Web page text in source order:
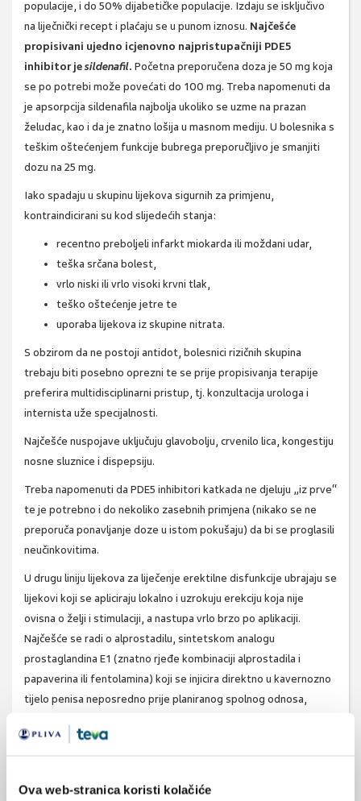
Ova web-stranica koristi kolačiće
populacije, i do 50% dijabetičke populacije. Izdaju se isključivo
na liječnički recept i plaćaju se u punom iznosu. Najčešće
propisivani ujedno icjenovno najpristupačniji PDE5
inhibitor jesildenafil. Početna preporučena doza je 50 mg koja
se po potrebi može povećati do 100 mg. Treba napomenuti da
je apsorpcija sildenafila najbolja ukoliko se uzme na prazan
želudac, kao i da je znatno lošija u masnom mediju. U bolesnika s
teškim oštećenjem funkcije bubrega preporučljivo je smanjiti
dozu na 25 mg.
Iako spadaju u skupinu lijekova sigurnih za primjenu,
kontraindicirani su kod slijedećih stanja:
recentno preboljeli infarkt miokarda ili moždani udar,
teška srčana bolest,
vrlo niski ili vrlo visoki krvni tlak,
teško oštećenje jetre te
uporaba lijekova iz skupine nitrata.
S obzirom da ne postoji antidot, bolesnici rizičnih skupina
trebaju biti posebno oprezni te se prije propisivanja terapije
preferira multidisciplinarni pristup, tj. konzultacija urologa i
internista uže specijalnosti.
Najčešće nuspojave uključuju glavobolju, crvenilo lica, kongestiju
nosne sluznice i dispepsiju.
Treba napomenuti da PDE5 inhibitori katkada ne djeluju „iz prve“
te je potrebno i do nekoliko zasebnih primjena (nikako se ne
preporuča ponavljanje doze u istom pokušaju) da bi se proglasili
neučinkovitima.
U drugu liniju lijekova za liječenje erektilne disfunkcije ubrajaju se
lijekovi koji se apliciraju lokalno i uzrokuju erekciju koja nije
ovisna o želji i stimulaciji, a nastupa vrlo brzo po aplikaciji.
Najčešće se radi o alprostadilu, sintetskom analogu
prostaglandina E1 (znatno rjeđe kombinaciji alprostadila i
papaverina ili fentolamina) koji se injicira direktno u kavernozno
tijelo penisa neposredno prije planiranog spolnog odnosa,
alprostadilom zbog manje komparativne učinkovitosti. Kod